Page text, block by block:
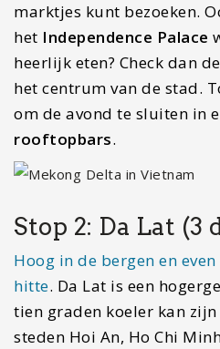
marktjes kunt bezoeken.
het Independence Palace
heerlijk eten? Check dan de
het centrum van de stad.
om de avond te sluiten in
rooftopbars.
Stop 2: Da Lat (3
Hoog in de bergen en
hitte. Da Lat is een
tien graden koeler kan
steden Hoi An, Ho Chi